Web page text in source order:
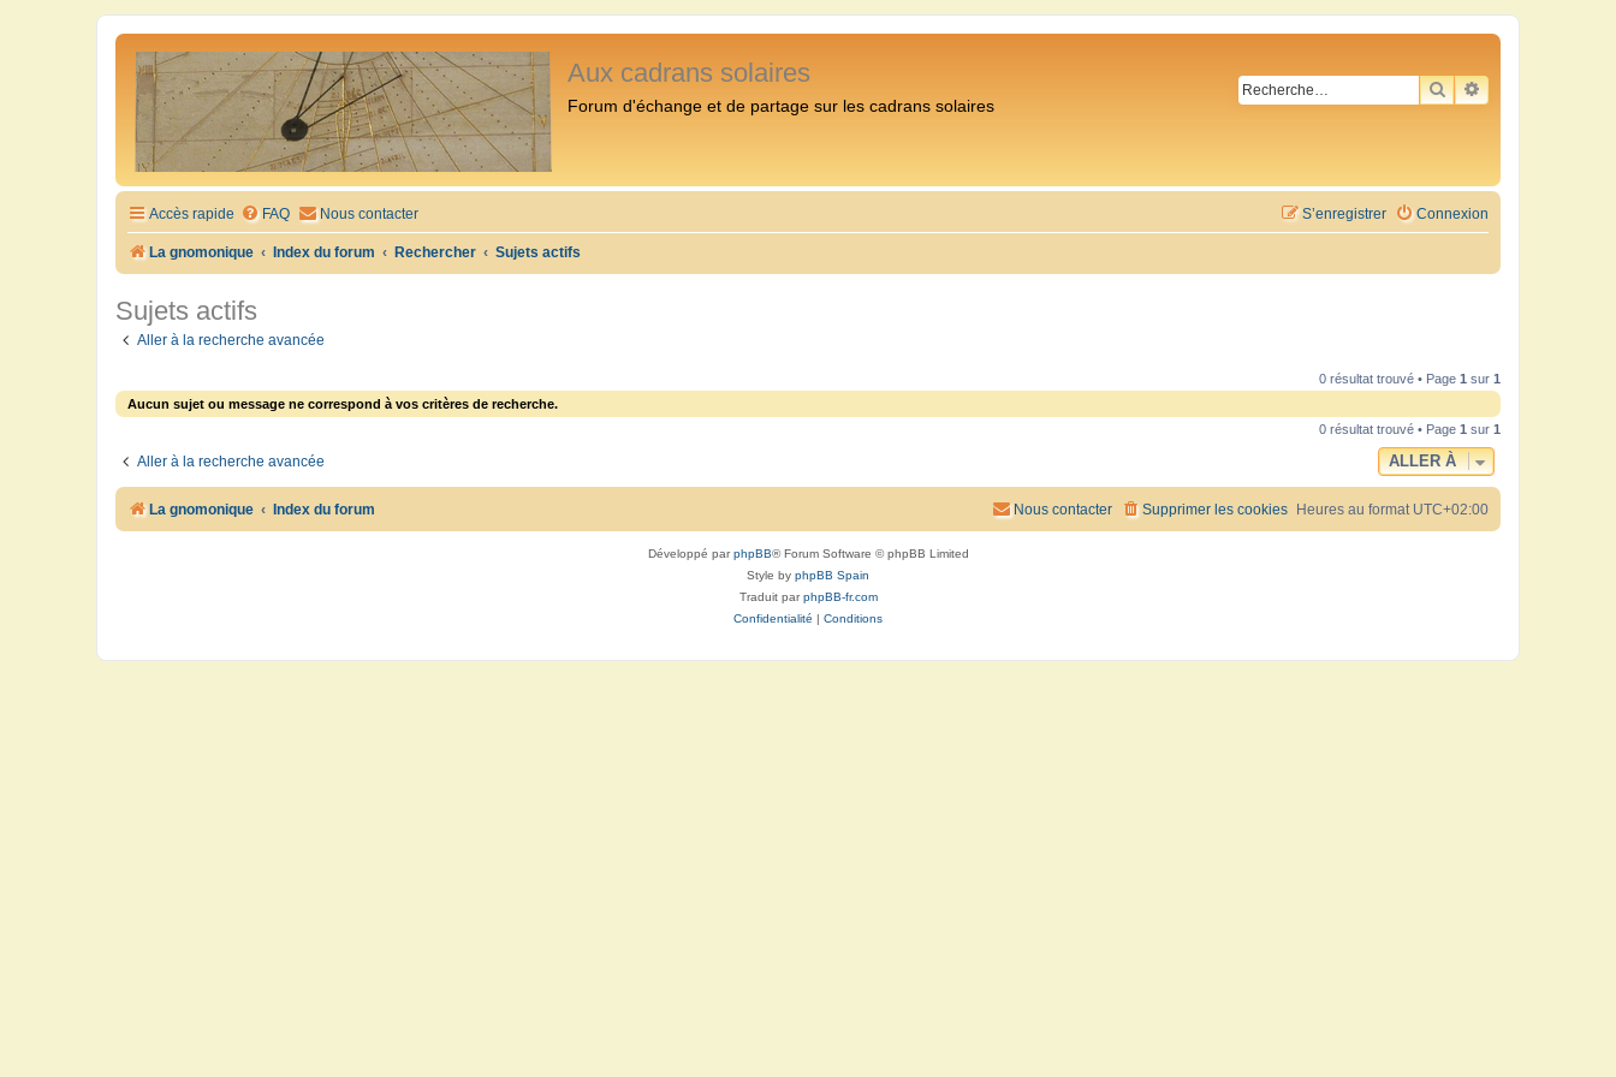
Aux cadrans solaires
Forum d'échange et de partage sur les cadrans solaires
RECHERCHER
RECHERCHE
Accès rapide FAQ Nous contacter Connexion
S’enregistrer
La gnomonique Index du forum Rechercher Sujets actifs
Sujets actifs
Aller à la recherche avancée
0 résultat trouvé • Page 1 sur 1
Aucun sujet ou message ne correspond à vos critères de recherche.
0 résultat trouvé • Page 1 sur 1
Aller à la recherche avancée ALLER À
La gnomonique Index du forum Heures au format UTC+02:00
Supprimer les cookies
Nous contacter
Développé parphpBB® Forum Software © phpBB Limited
Style by phpBB Spain
Traduit parphpBB-fr.com
Confidentialité | Conditions